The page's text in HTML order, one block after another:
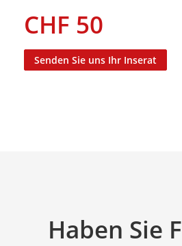
CHF 50
Senden Sie uns Ihr Inserat
Haben Sie